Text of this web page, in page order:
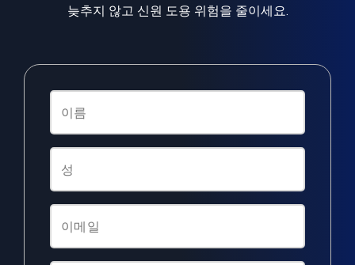
늦추지 않고 신원 도용 위험을 줄이세요.